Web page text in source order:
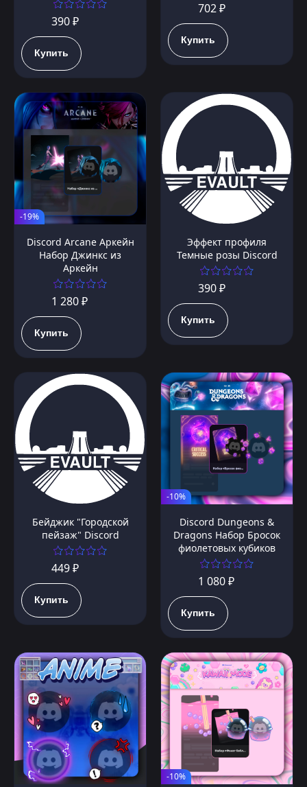
390 ₽
Купить
702 ₽
Купить
-19%
Discord Arcane Аркейн
Набор Джинкс из
Аркейн
1 280 ₽
Купить
Эффект профиля
Темные розы Discord
390 ₽
Купить
Бейджик "Городской
пейзаж" Discord
449 ₽
Купить
-10%
Discord Dungeons &
Dragons Набор Бросок
фиолетовых кубиков
1 080 ₽
Купить
-10%